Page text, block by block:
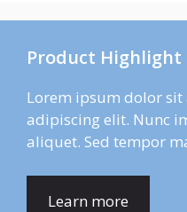
Product Highlight
Lorem ipsum dolor sit
adipiscing elit. Nunc
aliquet. Sed tempor
Learn more